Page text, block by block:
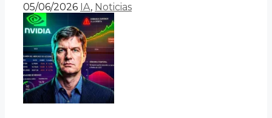
05/06/2026 IA, Noticias